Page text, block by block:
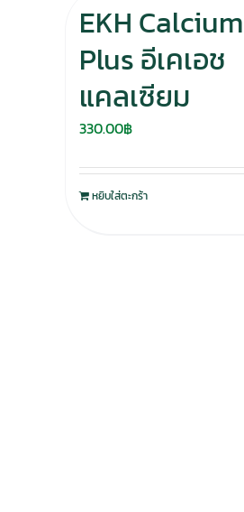
EKH Calcium
Plus อีเคเอช
แคลเซียม
330.00฿
หยิบใส่ตะกร้า